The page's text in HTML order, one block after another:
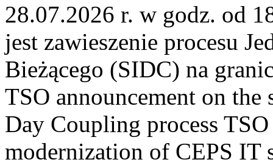
28.07.2026 r. w godz. od
jest zawieszenie procesu
Bieżącego (SIDC) na
TSO announcement on
Day Coupling process
modernization of CEPS IT